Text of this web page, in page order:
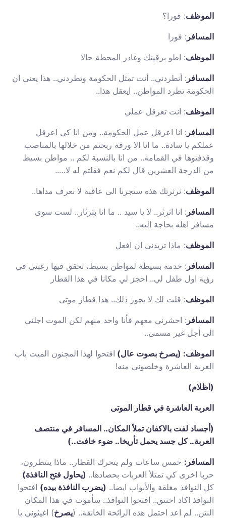
الموظف: فورا؟
المسافر : فورا
الموظف: اطو برقيتك وغادر المحطة حالا
المسافر : أتطردني.. أنت تمثل الحكومة وتطردني.. هذا يعني ان
الحكومة تطرد المواطن.. ايعقل هذا..
الموظف: انت تعرقل عملي
المسافر : انا اعرقل عمل الحكومة.. ومن انا كي اعرقل
عملكم يا سادة.. ما انا الا ورقة ربحتم من خلالها بالمناصب
وقذفتوها في القمامة.. من انا بالنسبة لكم .. مواطن بسيط
من الدرجة العشرين قال لكم نعم فقلتم له لا…..
الموظف: ثرثرتك هذه ستجرنا الى عاقبة لا نعرف مداها..
المسافر : انا اثرثر.. لا يا سيد .. ما انا بثرثار.. لست سوى
مسافر اهله بحاجة اليه..
الموظف: ماذا تريدني ان افعل
المسافر : خدمة بسيطة لمواطن بسيط، تحقق فيها رغبتي في
رؤية اول طفل لي.. احجز لي مكانا في هذا القطار
الموظف: قلت لك لا يجوز ذلك.. هذا قطار موتى
المسافر : احشرني معهم فأنا واحد منهم لكن الموت اجلني
الى أجل غير مسمى..
الموظف: (يصرخ بصوت عال) افتحوا لهذا المجنون الميت باب
العربة العاشرة وخلصوني منه!
(اظلام)
العربة العاشرة في قطار الموتى
(أجساد لفت بالاكفان تملأ المكان.. المسافر في منتصف
العربة.. كل جسد يحمل تأريخا.. ضوء خافت..)
المسافر: خمس ساعات ولم يتحرك القطار.. ماذا ينتظرون،
حربا اخرى كي تمتلأ العربات بحصادها.. (يحاول فتح النافذة)
كل النوافذ مغلقة والأبواب ايضا.. (يضرب النافذة بيده) افتحوا
النوافذ اكاد اختنق.. افتحوا النوافذ.. سأموت في هذا المكان
النتن.. لم اعد احتمل هذه الرائحة الخانقة.. (يصرخ) اغيثوني يا